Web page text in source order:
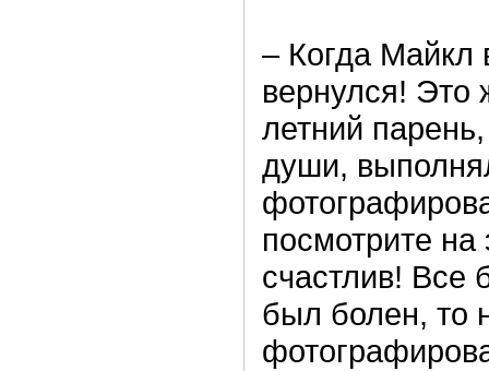
– Когда
вернулся! Это
летний
души,
посмотрите
счастлив! Все
был болен, то